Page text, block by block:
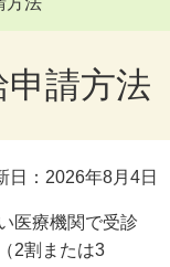
請方法
日：2026年8月4日
医療機関で受診
2割または3